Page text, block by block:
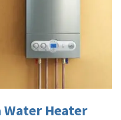
Water Heater